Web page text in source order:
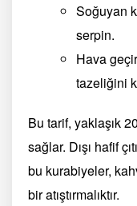
Soğuyan
serpin.
Hava
tazeliğini
Bu tarif, yaklaşık
sağlar. Dışı hafif
bu kurabiyeler,
bir atıştırmalıktır.